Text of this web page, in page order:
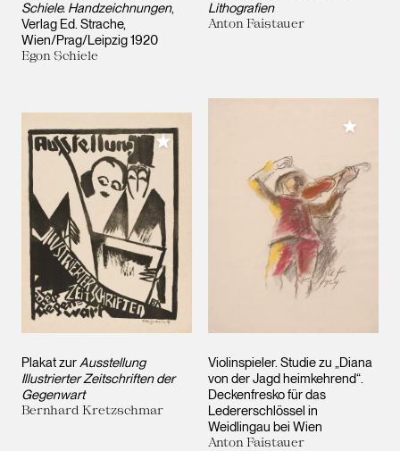
Schiele. Handzeichnungen,
Verlag Ed. Strache,
Wien/Prag/Leipzig 1920
Egon Schiele
Lithografien
Anton Faistauer
Plakat zurAusstellung
Illustrierter Zeitschriften der
Gegenwart
Bernhard Kretzschmar
Meiner Sammlung hinzufügen
Violinspieler. Studie zu „Diana
von der Jagd heimkehrend“.
Deckenfresko für das
Ledererschlössel in
Weidlingau bei Wien
Anton Faistauer
Meiner